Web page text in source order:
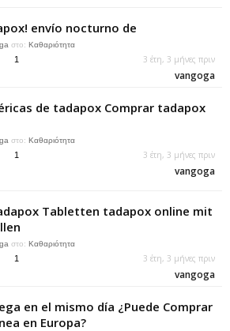
envío nocturno de
στο: Καθαριότητα
1 3 έτη, 3 μήνες πριν
vangoga
de tadapox Comprar tadapox
στο: Καθαριότητα
1 3 έτη, 3 μήνες πριν
vangoga
Tabletten tadapox online mit
στο: Καθαριότητα
1 3 έτη, 3 μήνες πριν
vangoga
en el mismo día ¿Puede Comprar
en Europa?